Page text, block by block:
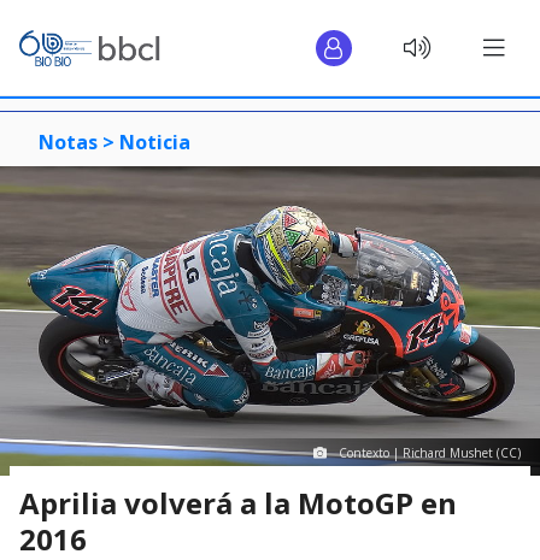
Notas > Noticia
Contexto | Richard Mushet (CC)
Aprilia volverá a la MotoGP en
2016